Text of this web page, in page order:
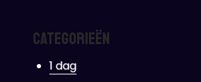
Categorieën
1 dag